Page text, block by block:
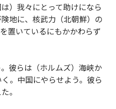
）我々にとって助けになら
地に、核武力（北朝鮮）の
置いているにもかかわらず
彼らは（ホルムズ）海峡か
。中国にやらせよう。彼ら
。